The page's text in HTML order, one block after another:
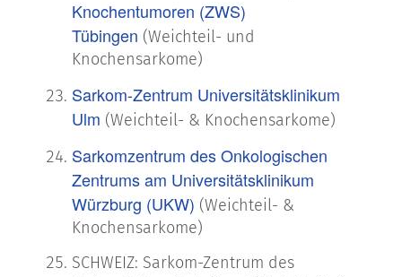
Knochentumoren (ZWS)
Tübingen (Weichteil- und
Knochensarkome)
Sarkom-Zentrum Universitätsklinikum
Ulm (Weichteil- & Knochensarkome)
Sarkomzentrum des Onkologischen
Zentrums am Universitätsklinikum
Würzburg (UKW) (Weichteil- &
Knochensarkome)
SCHWEIZ: Sarkom-Zentrum des